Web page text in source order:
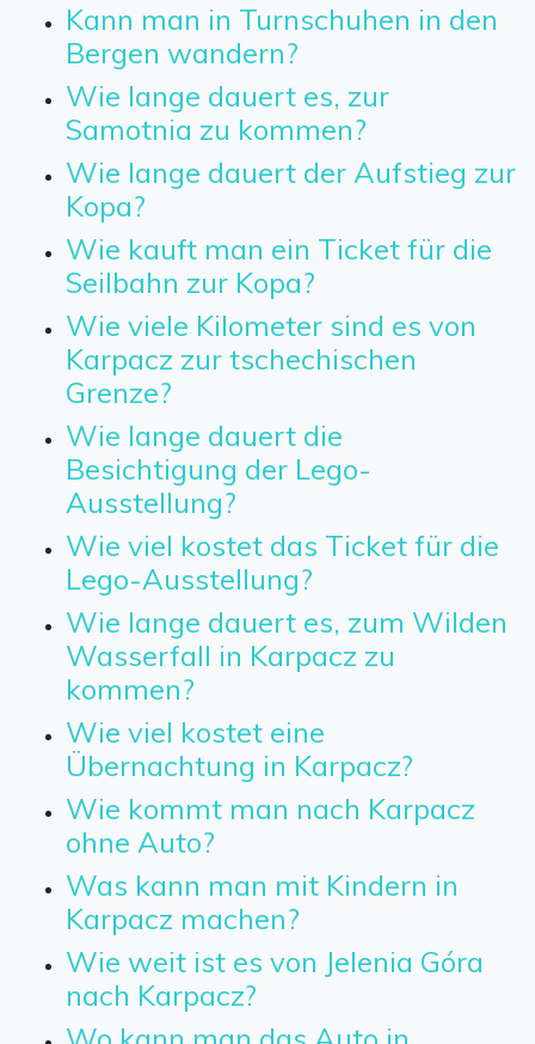
Kann man in Turnschuhen in den
Bergen wandern?
Wie lange dauert es, zur
Samotnia zu kommen?
Wie lange dauert der Aufstieg zur
Kopa?
Wie kauft man ein Ticket für die
Seilbahn zur Kopa?
Wie viele Kilometer sind es von
Karpacz zur tschechischen
Grenze?
Wie lange dauert die
Besichtigung der Lego-
Ausstellung?
Wie viel kostet das Ticket für die
Lego-Ausstellung?
Wie lange dauert es, zum Wilden
Wasserfall in Karpacz zu
kommen?
Wie viel kostet eine
Übernachtung in Karpacz?
Wie kommt man nach Karpacz
ohne Auto?
Was kann man mit Kindern in
Karpacz machen?
Wie weit ist es von Jelenia Góra
nach Karpacz?